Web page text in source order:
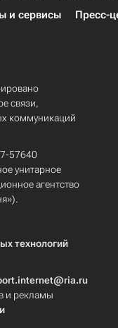
и сервисы Пресс-
связи,
коммуникаций
57640
унитарное
агентство
технологий
и рекламы